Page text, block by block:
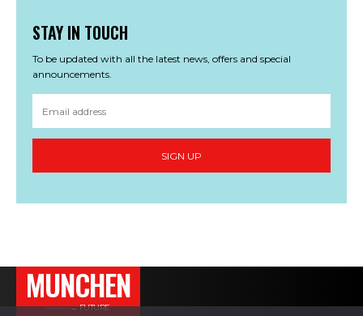
STAY IN TOUCH
To be updated with all the latest news, offers and special
announcements.
SIGN UP
MUNCHEN
———→ FUTURE